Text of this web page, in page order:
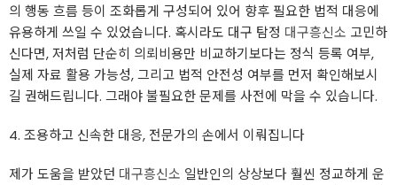
의 행동 흐름 등이 조화롭게 구성되어 있어 향후 필요한 법적 대응에
유용하게 쓰일 수 있었습니다. 혹시라도 대구 탐정 대구흥신소 고민하
신다면, 저처럼 단순히 의뢰비용만 비교하기보다는 정식 등록 여부,
실제 자료 활용 가능성, 그리고 법적 안전성 여부를 먼저 확인해보시
길 권해드립니다. 그래야 불필요한 문제를 사전에 막을 수 있습니다.
4. 조용하고 신속한 대응, 전문가의 손에서 이뤄집니다
제가 도움을 받았던 대구흥신소 일반인의 상상보다 훨씬 정교하게 운